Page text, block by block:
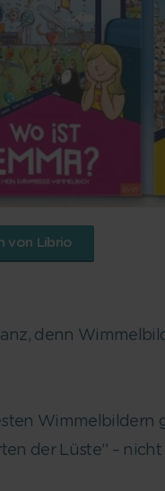
von Librio
denn
Wimmelbildern
der Lüste” –